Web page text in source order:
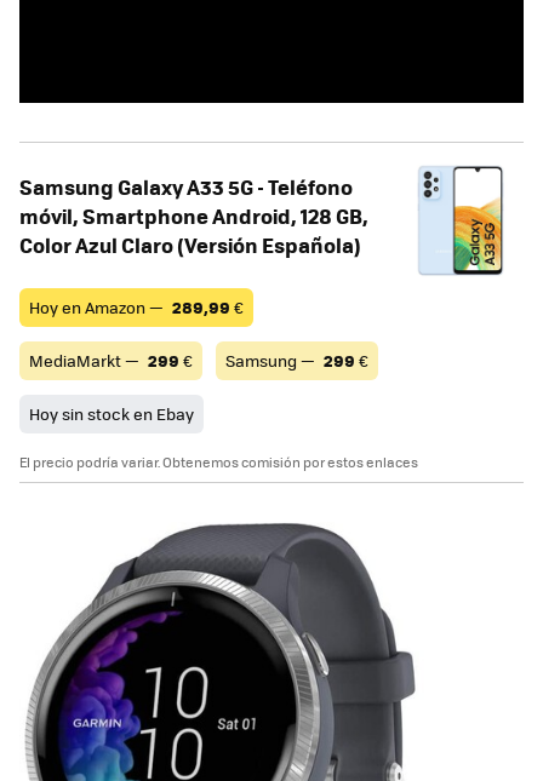
Samsung Galaxy A33 5G - Teléfono
móvil, Smartphone Android, 128 GB,
Color Azul Claro (Versión Española)
Hoy en Amazon — 289,99 €
MediaMarkt — 299 € Samsung — 299 €
Hoy sin stock en Ebay
El precio podría variar. Obtenemos comisión por estos enlaces